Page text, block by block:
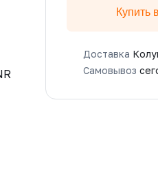
Купить
Доставка
Самовывоз